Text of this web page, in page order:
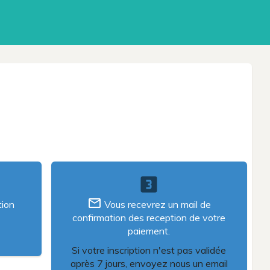
looks_3
mail_outline Vous recevrez un mail de
confirmation des reception de votre
paiement.
Si votre inscription n'est pas validée
après 7 jours, envoyez nous un email